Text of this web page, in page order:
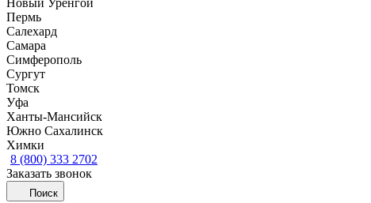
Пермь
Салехард
Самара
Симферополь
Сургут
Томск
Уфа
Ханты-Мансийск
Южно Сахалинск
Химки
8 (800) 333 2702
Заказать звонок
Поиск